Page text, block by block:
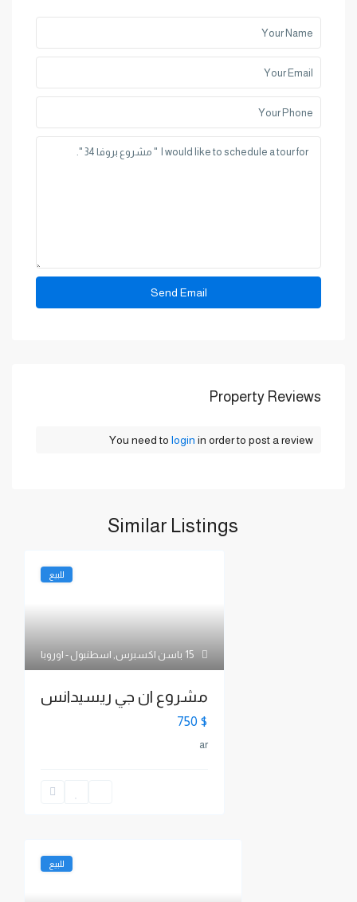
Property Reviews
You need to login in order to post a review
Similar Listings
باسن اكسبرس, اسطنبول - اوروبا
للبيع
مشروع ان جي ريسيدانس
$ 750
ar
للبيع